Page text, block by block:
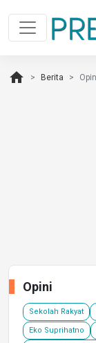
home Berita
Opini
Sekolah Rakyat
Eko Suprihatno